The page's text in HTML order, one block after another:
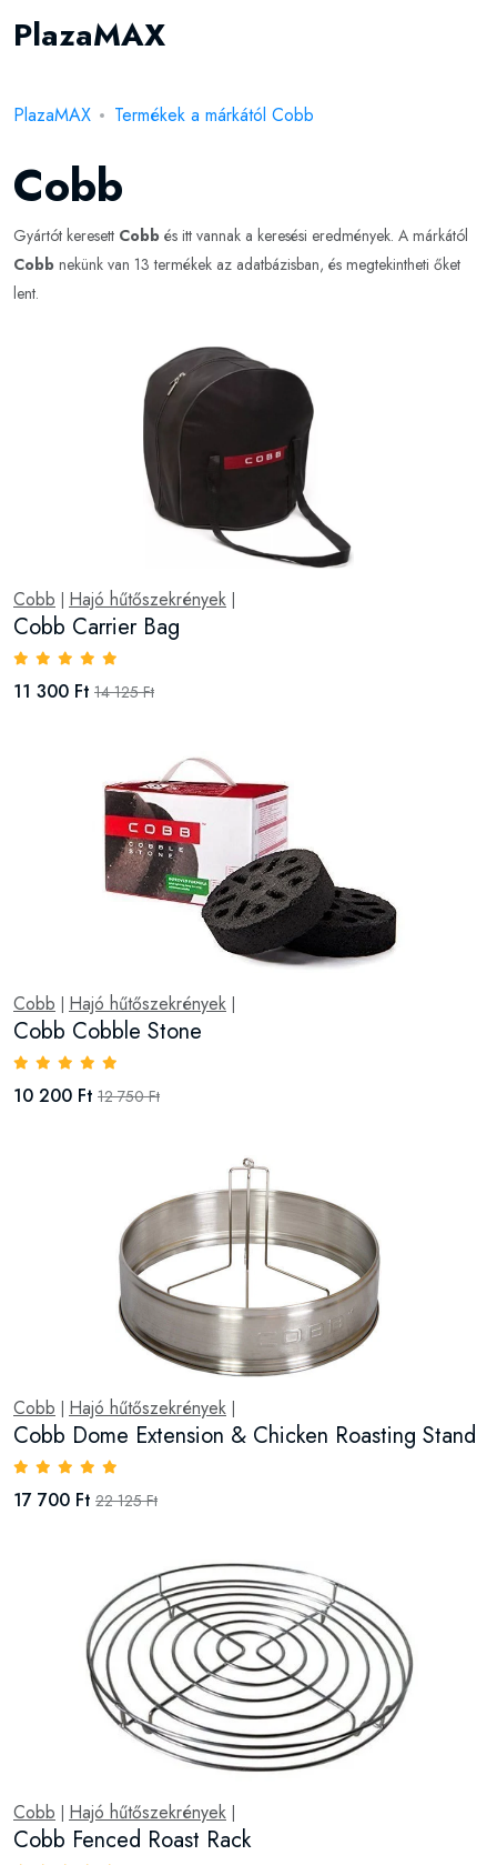
PlazaMAX
PlazaMAX Termékek a márkától Cobb
Cobb
Gyártót keresett Cobb és itt vannak a keresési eredmények. A márkától
Cobb nekünk van 13 termékek az adatbázisban, és megtekintheti őket
lent.
Cobb Hajó hűtőszekrények
Cobb Carrier Bag
11 300 Ft 14 125 Ft
Cobb Hajó hűtőszekrények
Cobb Cobble Stone
10 200 Ft 12 750 Ft
Cobb Hajó hűtőszekrények
Cobb Dome Extension & Chicken Roasting Stand
17 700 Ft 22 125 Ft
Cobb Hajó hűtőszekrények
Cobb Fenced Roast Rack